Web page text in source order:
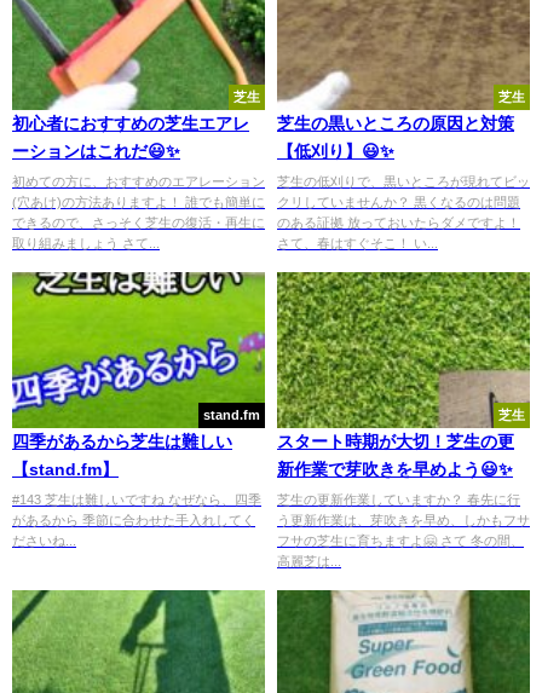
芝生
初心者におすすめの芝生エアレ
ーションはこれだ😃✨
初めての方に、おすすめのエアレーション
(穴あけ)の方法ありますよ！ 誰でも簡単に
できるので、さっそく芝生の復活・再生に
取り組みましょう さて...
芝生
芝生の黒いところの原因と対策
【低刈り】😃✨
芝生の低刈りで、黒いところが現れてビッ
クリしていませんか？ 黒くなるのは問題
のある証拠 放っておいたらダメですよ！
さて、春はすぐそこ！ い...
stand.fm
四季があるから芝生は難しい
【stand.fm】
#143 芝生は難しいですね なぜなら、四季
があるから 季節に合わせた手入れしてく
ださいね...
芝生
スタート時期が大切！芝生の更
新作業で芽吹きを早めよう😃✨
芝生の更新作業していますか？ 春先に行
う更新作業は、芽吹きを早め、しかもフサ
フサの芝生に育ちますよ🤗 さて 冬の間、
高麗芝は...